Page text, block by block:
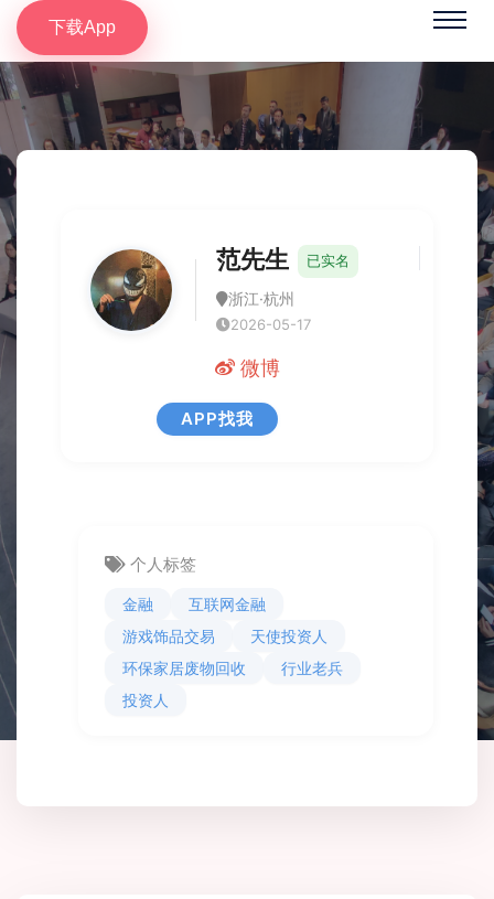
下载App
范先生 已实名
浙江·杭州
2026-05-17
微博
APP找我
个人标签
金融
互联网金融
游戏饰品交易
天使投资人
环保家居废物回收
行业老兵
投资人